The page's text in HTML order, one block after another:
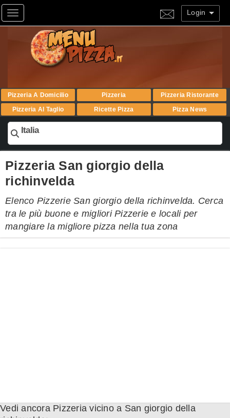
Toggle navigation Login
Pizzeria A Domicilio Pizzeria
Pizzeria Ristorante
Pizzeria Al Taglio
Ricette Pizza Pizza News
Italia
Pizzeria San giorgio della
richinvelda
Elenco Pizzerie San giorgio della richinvelda. Cerca
tra le più buone e migliori Pizzerie e locali per
mangiare la migliore pizza nella tua zona
Vedi ancora Pizzeria vicino a San giorgio della